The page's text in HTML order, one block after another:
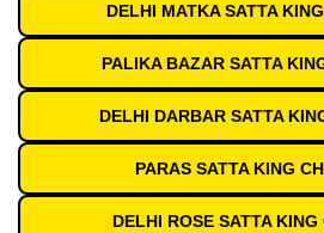
DELHI MATKA SATTA
PALIKA BAZAR SATTA
DELHI DARBAR SATTA
PARAS SATTA KING
DELHI ROSE SATTA